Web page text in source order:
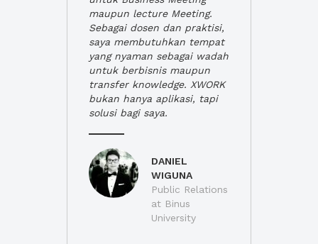
maupun lecture Meeting.
Sebagai dosen dan praktisi,
saya membutuhkan tempat
yang nyaman sebagai wadah
untuk berbisnis maupun
transfer knowledge. XWORK
bukan hanya aplikasi, tapi
solusi bagi saya.
DANIEL
WIGUNA
Public Relations
at Binus
University